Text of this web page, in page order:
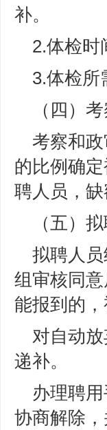
补。
2.体检时
3.体检所
（四）
考察和
的比例确
聘人员，
（五）
拟聘人
组审核同
能报到的
对自动
递补。
办理聘
协商解除